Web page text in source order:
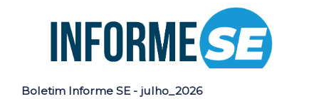
Boletim Informe SE - julho_2026